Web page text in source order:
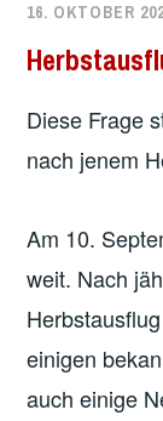
16. OKTOBER
Diese Frage
nach jenem
Am 10.
weit. Nach
einigen
auch einige